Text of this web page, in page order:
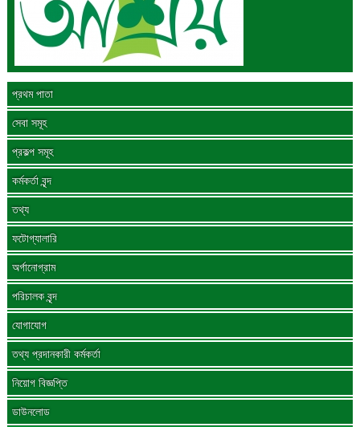
প্রথম পাতা
সেবা সমূহ
প্রকল্প সমূহ
কর্মকর্তা বৃন্দ
তথ্য
ফটোগ্যালারি
অর্গানোগ্রাম
পরিচালক বৃন্দ
যোগাযোগ
তথ্য প্রদানকারী কর্মকর্তা
নিয়োগ বিজ্ঞপ্তি
ডাউনলোড